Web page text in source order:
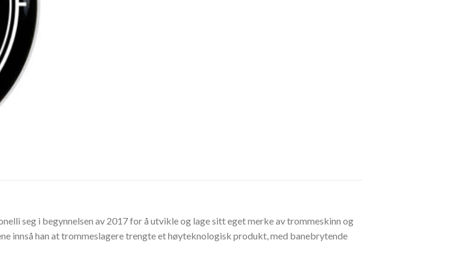
seg i begynnelsen av 2017 for å utvikle og lage sitt eget merke av trommeskinn og
innså han at trommeslagere trengte et høyteknologisk produkt, med banebrytende